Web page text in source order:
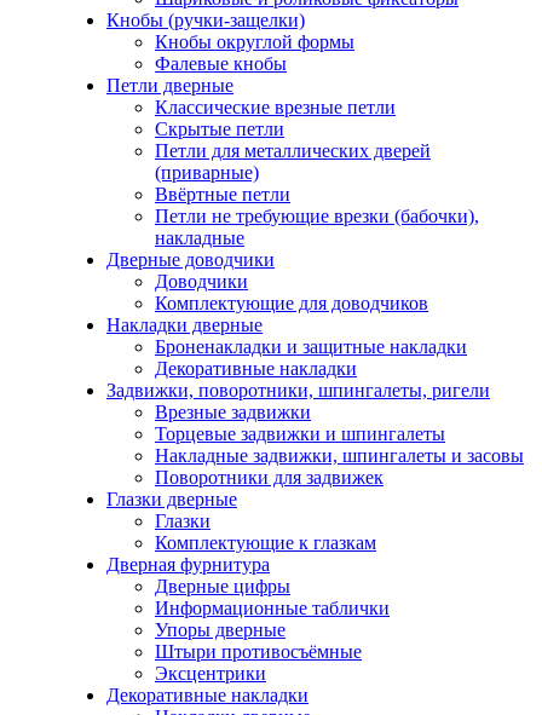
Кнобы (ручки-защелки)
Кнобы округлой формы
Фалевые кнобы
Петли дверные
Классические врезные петли
Скрытые петли
Петли для металлических дверей
(приварные)
Ввёртные петли
Петли не требующие врезки (бабочки),
накладные
Дверные доводчики
Доводчики
Комплектующие для доводчиков
Накладки дверные
Броненакладки и защитные накладки
Декоративные накладки
Задвижки, поворотники, шпингалеты, ригели
Врезные задвижки
Торцевые задвижки и шпингалеты
Накладные задвижки, шпингалеты и засовы
Поворотники для задвижек
Глазки дверные
Глазки
Комплектующие к глазкам
Дверная фурнитура
Дверные цифры
Информационные таблички
Упоры дверные
Штыри противосъёмные
Эксцентрики
Декоративные накладки